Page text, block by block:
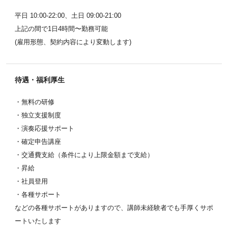
平日 10:00-22:00、土日 09:00-21:00
上記の間で1日4時間〜勤務可能
(雇用形態、契約内容により変動します)
待遇・福利厚生
・無料の研修
・独立支援制度
・演奏応援サポート
・確定申告講座
・交通費支給（条件により上限金額まで支給）
・昇給
・社員登用
・各種サポート
などの各種サポートがありますので、講師未経験者でも手厚くサポ
ートいたします